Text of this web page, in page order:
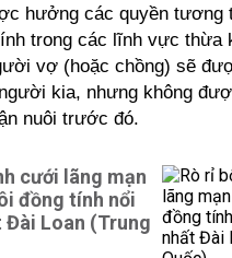
hưởng các quyền tương
trong các lĩnh vực thừa
vợ (hoặc chồng) sẽ
kia, nhưng không
nuôi trước đó.
cưới lãng mạn
đồng tính nổi
Loan (Trung